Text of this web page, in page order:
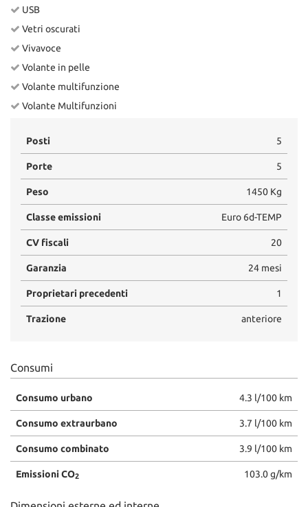
USB
Vetri oscurati
Vivavoce
Volante in pelle
Volante multifunzione
Volante Multifunzioni
Posti 5
Porte 5
Peso 1450 Kg
Classe emissioni Euro 6d-TEMP
CV fiscali 20
Garanzia 24 mesi
Proprietari precedenti 1
Trazione anteriore
Consumi
Consumo urbano 4.3 l/100 km
Consumo extraurbano 3.7 l/100 km
Consumo combinato 3.9 l/100 km
Emissioni CO2 103.0 g/km